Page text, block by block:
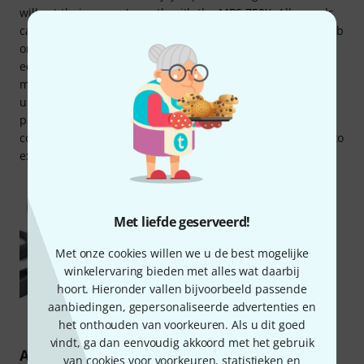
Met liefde geserveerd!
Met onze cookies willen we u de best mogelijke
winkelervaring bieden met alles wat daarbij
hoort. Hieronder vallen bijvoorbeeld passende
aanbiedingen, gepersonaliseerde advertenties en
het onthouden van voorkeuren. Als u dit goed
vindt, ga dan eenvoudig akkoord met het gebruik
van cookies voor voorkeuren, statistieken en
will get their money's worth with the MPS-750X. All sounds
can be transposed over a wide range, enhanced with reverb
or distortion, and edited with a compressor or four-band
equaliser. 20 freely assignable user kits offer plenty of
memory space for your own creations. If you want to
upgrade the set later, you can also plug in two additional
pads. The USB and MIDI interfaces ensure smooth
communication with your computer and also allow access to
external sound sources.
About Millenium